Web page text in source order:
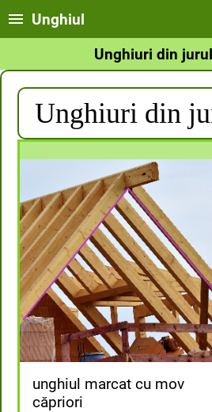
Unghiul
Unghiuri din
Unghiuri din
unghiul marcat cu mov
căpriori